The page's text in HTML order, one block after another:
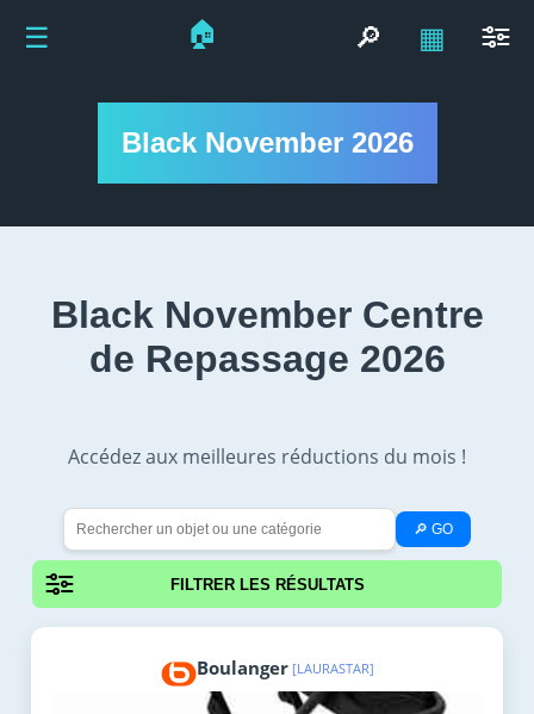
Black November 2026
Black November Centre
de Repassage 2026
Accédez aux meilleures réductions du mois !
🔎 GO
☰ 🏠 🔎 ▦
FILTRER LES RÉSULTATS
Boulanger [LAURASTAR]